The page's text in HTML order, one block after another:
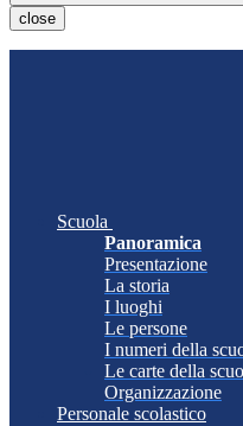
close
Scuola
Panoramica
Presentazione
La storia
I luoghi
Le persone
I numeri della
Le carte della
Organizzazione
Personale scolastico